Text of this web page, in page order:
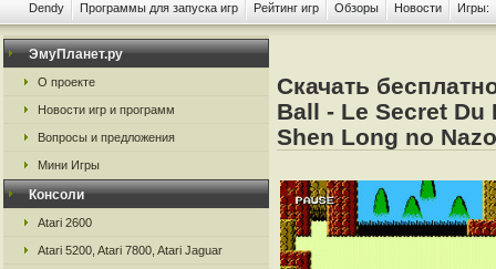
Dendy Программы для запуска игр Рейтинг игр Обзоры Новости Игры:
ЭмуПланет.ру
О проекте
Новости игр и программ
Вопросы и предложения
Мини Игры
Консоли
Atari 2600
Atari 5200, Atari 7800, Atari Jaguar
Скачать
Ball - Le Secret Du
Shen Long no Nazo